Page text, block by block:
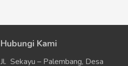
Hubungi Kami
Jl. Sekayu – Palembang, Desa